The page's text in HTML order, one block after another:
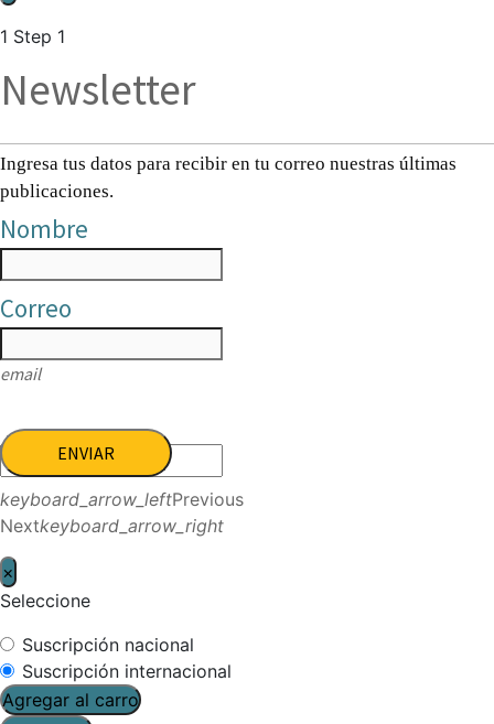
1 Step 1
Newsletter
Ingresa tus datos para recibir en tu correo nuestras últimas
publicaciones.
Nombre
Correo
email
ENVIAR
keyboard_arrow_leftPrevious
Nextkeyboard_arrow_right
×
Seleccione
Suscripción nacional
Suscripción internacional
Agregar al carro